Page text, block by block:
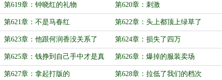
没过
第619章：钟晓红的礼物 第620章：刺激
第621章：不是马春红 第622章：头上都顶上绿草了
第623章：他跟何润香没关系了 第624章：损失了四万
第625章：钱挣到自己手中才是真
事
第626章：爆掉的服装卖场
第627章：拿起打版的 第628章：拉低了我们的档次